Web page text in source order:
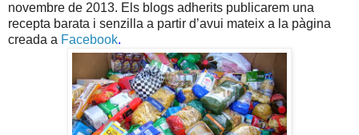
novembre de 2013. Els blogs adherits publicarem una
recepta barata i senzilla a partir d’avui mateix a la pàgina
creada a Facebook.